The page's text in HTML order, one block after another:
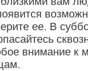
ее. В
внимание